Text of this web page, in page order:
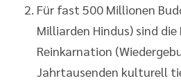
Für fast 500 Millionen
Milliarden Hindus) sind
Reinkarnation
Jahrtausenden kulturell